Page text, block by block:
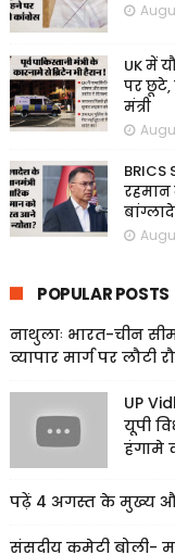
UK में
पर छूटे,
मंत्री
रहमान
POPULAR POSTS
नाथुलाः भारत-चीन
व्यापार मार्ग पर लौटी
UP
यूपी
हंगामे
पढ़ें 4 अगस्त के मुख्य
संसदीय कमेटी बोली-